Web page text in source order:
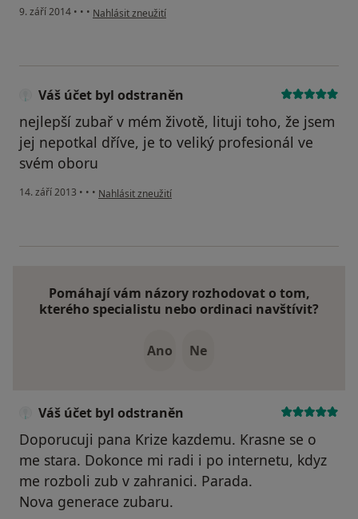
9. září 2014 • • • podle názoru uživatele Váš účet byl odstraněn
Nahlásit zneužití
Váš účet byl odstraněn
nejlepší zubař v mém životě, lituji toho, že jsem
jej nepotkal dříve, je to veliký profesionál ve
svém oboru
14. září 2013 • • • podle názoru uživatele Váš účet byl odstraněn
Nahlásit zneužití
Pomáhají vám názory rozhodovat o tom,
kterého specialistu nebo ordinaci navštívit?
Ano Ne
Váš účet byl odstraněn
Doporucuji pana Krize kazdemu. Krasne se o
me stara. Dokonce mi radi i po internetu, kdyz
me rozboli zub v zahranici. Parada.
Nova generace zubaru.